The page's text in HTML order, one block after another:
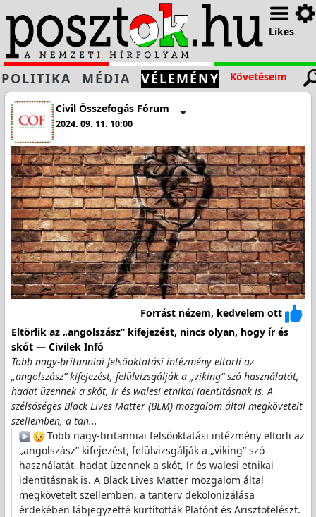
Likes
POLITIKA MÉDIA VÉLEMÉNY Követéseim
Civil Összefogás Fórum
2024. 09. 11. 10:00
Forrást nézem, kedvelem ott
Eltörlik az „angolszász” kifejezést, nincs olyan, hogy ír és
skót — Civilek Infó
Több nagy-britanniai felsőoktatási intézmény eltörli az
„angolszász” kifejezést, felülvizsgálják a „viking” szó használatát,
hadat üzennek a skót, ír és walesi etnikai identitásnak is. A
szélsőséges Black Lives Matter (BLM) mozgalom által megkövetelt
szellemben, a tan...
Több nagy-britanniai felsőoktatási intézmény eltörli az
„angolszász” kifejezést, felülvizsgálják a „viking” szó
használatát, hadat üzennek a skót, ír és walesi etnikai
identitásnak is. A Black Lives Matter mozgalom által
megkövetelt szellemben, a tanterv dekolonizálása
érdekében lábjegyzetté kurtították Platónt és Arisztotelészt.